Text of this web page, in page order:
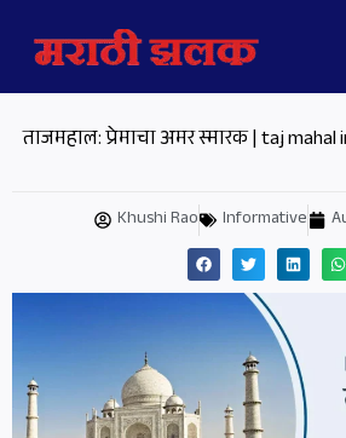
content
ताजमहाल: प्रेमाचा अमर स्मारक | taj
Khushi Rao Informative